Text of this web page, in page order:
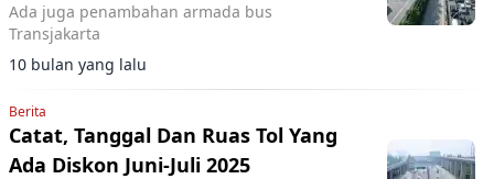
Ada juga penambahan armada bus
Transjakarta
10 bulan yang lalu
Berita
Catat, Tanggal Dan Ruas Tol Yang
Ada Diskon Juni-Juli 2025